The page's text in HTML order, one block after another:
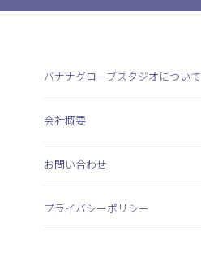
バナナグローブスタジオについて
会社概要
お問い合わせ
プライバシーポリシー